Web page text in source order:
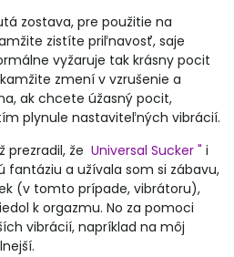
zostava, pre použitie na
zistíte priľnavosť, saje
vyžaruje tak krásny pocit
zmení v vzrušenie a
ak chcete úžasný pocit,
plynule nastaviteľných vibrácií.
prezradil, že Universal Sucker " i
a užívala som si zábavu,
(v tomto prípade, vibrátoru),
k orgazmu. No za pomoci
vibrácií, napríklad na môj